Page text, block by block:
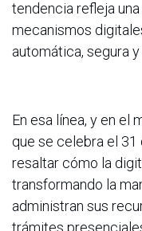
tendencia refleja
mecanismos
automática, segura
En esa línea, y en el
que se celebra el
resaltar cómo la
transformando la
administran sus
trámites